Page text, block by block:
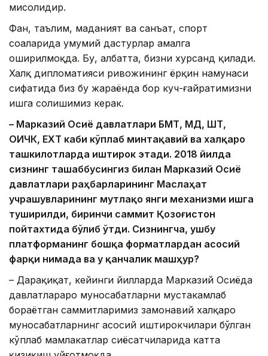
мисолидир.
Фан, таълим, маданият ва санъат, спорт
соҳаларида умумий дастурлар амалга
оширилмоқда. Бу, албатта, бизни хурсанд қилади.
Халқ дипломатияси ривожининг ёрқин намунаси
сифатида биз бу жараёнда бор куч-ғайратимизни
ишга солишимиз керак.
– Марказий Осиё давлатлари БМТ, МДҲ, ШҲТ,
ОҲИЧК, ЕХҲТ каби кўплаб минтақавий ва халқаро
ташкилотларда иштирок этади. 2018 йилда
сизнинг ташаббусингиз билан Марказий Осиё
давлатлари раҳбарларининг Маслаҳат
учрашувларининг мутлақо янги механизми ишга
туширилди, биринчи саммит Қозоғистон
пойтахтида бўлиб ўтди. Сизнингча, ушбу
платформанинг бошқа форматлардан асосий
фарқи нимада ва у қанчалик машҳур?
– Дарҳақиқат, кейинги йилларда Марказий Осиёда
давлатлараро муносабатларни мустаҳкамлаб
бораётган саммитларимиз замонавий халқаро
муносабатларнинг асосий иштирокчилари бўлган
кўплаб мамлакатлар сиёсатчиларида катта